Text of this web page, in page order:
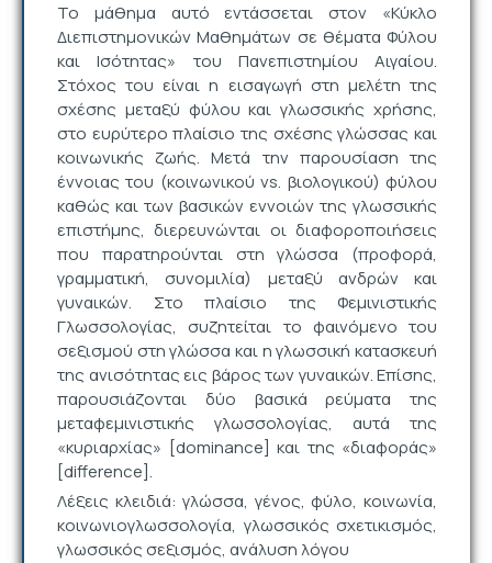
Το μάθημα αυτό εντάσσεται στον «Κύκλο
Διεπιστημονικών Μαθημάτων σε θέματα Φύλου
και Ισότητας» του Πανεπιστημίου Αιγαίου.
Στόχος του είναι η εισαγωγή στη μελέτη της
σχέσης μεταξύ φύλου και γλωσσικής χρήσης,
στο ευρύτερο πλαίσιο της σχέσης γλώσσας και
κοινωνικής ζωής. Μετά την παρουσίαση της
έννοιας του (κοινωνικού vs. βιολογικού) φύλου
καθώς και των βασικών εννοιών της γλωσσικής
επιστήμης, διερευνώνται οι διαφοροποιήσεις
που παρατηρούνται στη γλώσσα (προφορά,
γραμματική, συνομιλία) μεταξύ ανδρών και
γυναικών. Στο πλαίσιο της Φεμινιστικής
Γλωσσολογίας, συζητείται το φαινόμενο του
σεξισμού στη γλώσσα και η γλωσσική κατασκευή
της ανισότητας εις βάρος των γυναικών. Επίσης,
παρουσιάζονται δύο βασικά ρεύματα της
μεταφεμινιστικής γλωσσολογίας, αυτά της
«κυριαρχίας» [dominance] και της «διαφοράς»
[difference].
Λέξεις κλειδιά: γλώσσα, γένος, φύλο, κοινωνία,
κοινωνιογλωσσολογία, γλωσσικός σχετικισμός,
γλωσσικός σεξισμός, ανάλυση λόγου